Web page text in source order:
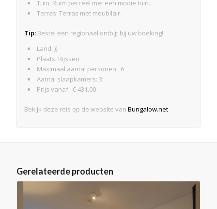
Tuin: Ruim perceel met een mooie tuin.
Terras: Terras met meubilair.
Tip:Bestel een regionaal ontbijt bij uw boeking!
Land: )}
Plaats: Rijssen
Maximaal aantal personen: 6
Aantal slaapkamers: 3
Prijs vanaf: € 431.00
Bekijk deze reis op de website van Bungalow.net
Gerelateerde producten